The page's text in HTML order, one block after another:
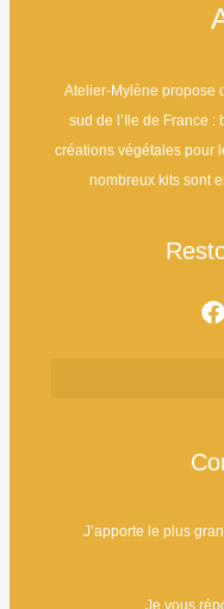
Atelier-Mylène propose
sud de l’Ile de France
créations végétales pour
nombreux kits sont
J’apporte le plus